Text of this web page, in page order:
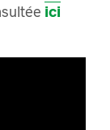
ici